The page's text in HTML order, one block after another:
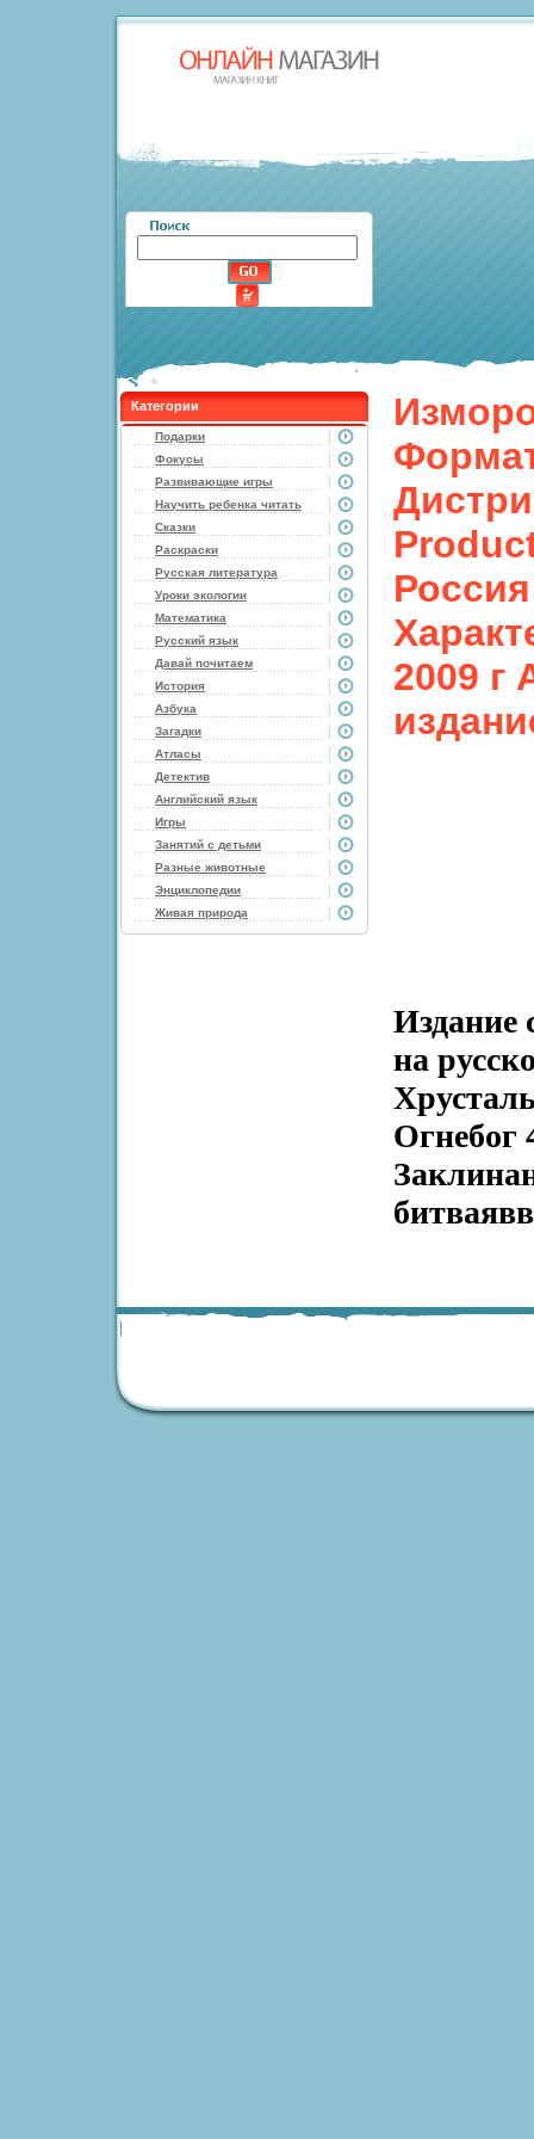
Категории
Подарки
Фокусы
Развивающие игры
Научить ребенка читать
Сказки
Раскраски
Русская литература
Уроки экологии
Математика
Русский язык
Давай почитаем
История
Азбука
Загадки
Атласы
Детектив
Английский язык
Игры
Занятий с детьми
Разные животные
Энциклопедии
Живая природа
2009 г
Издание
на
Огнебог